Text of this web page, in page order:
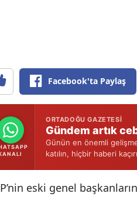
Facebook'ta Paylaş
ORTADOĞU GAZETESI
Gündem artık
Günün en önemli
katılın, hiçbir haberi
eski genel